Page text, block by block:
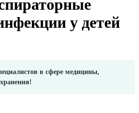
у детей
в сфере медицины,